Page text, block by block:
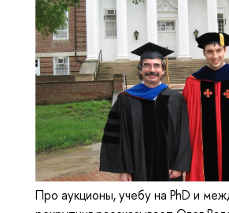
Про аукционы, учебу на PhD и